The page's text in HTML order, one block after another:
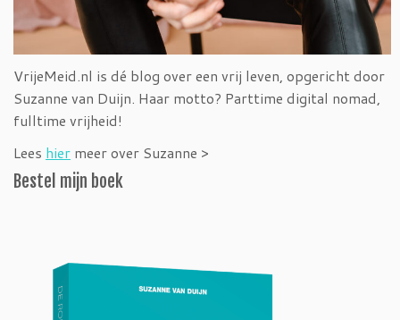
VrijeMeid.nl is dé blog over een vrij leven, opgericht door
Suzanne van Duijn. Haar motto? Parttime digital nomad,
fulltime vrijheid!
Lees hier meer over Suzanne >
Bestel mijn boek